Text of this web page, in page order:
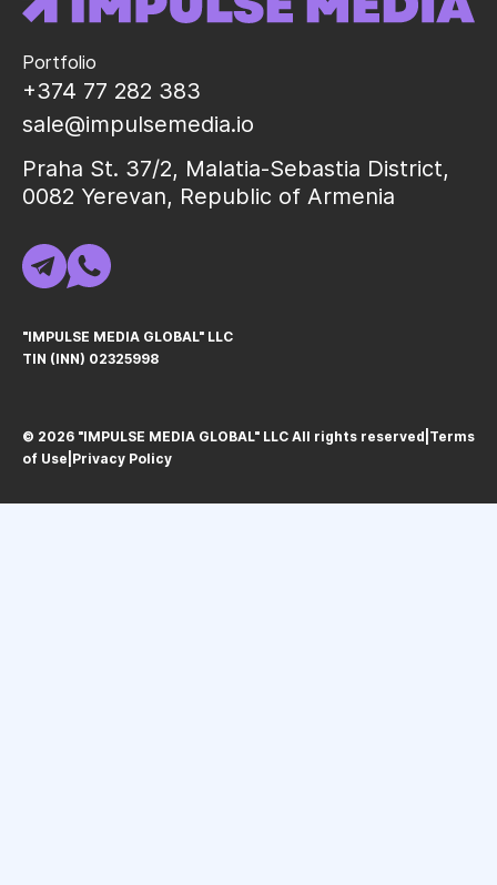
Portfolio
+374 77 282 383
sale@impulsemedia.io
Praha St. 37/2, Malatia-Sebastia District,
0082 Yerevan, Republic of Armenia
"IMPULSE MEDIA GLOBAL" LLC
TIN (INN) 02325998
© 2026 "IMPULSE MEDIA GLOBAL" LLC All rights reservedㅤ|ㅤ Terms
of Use Privacy Policy